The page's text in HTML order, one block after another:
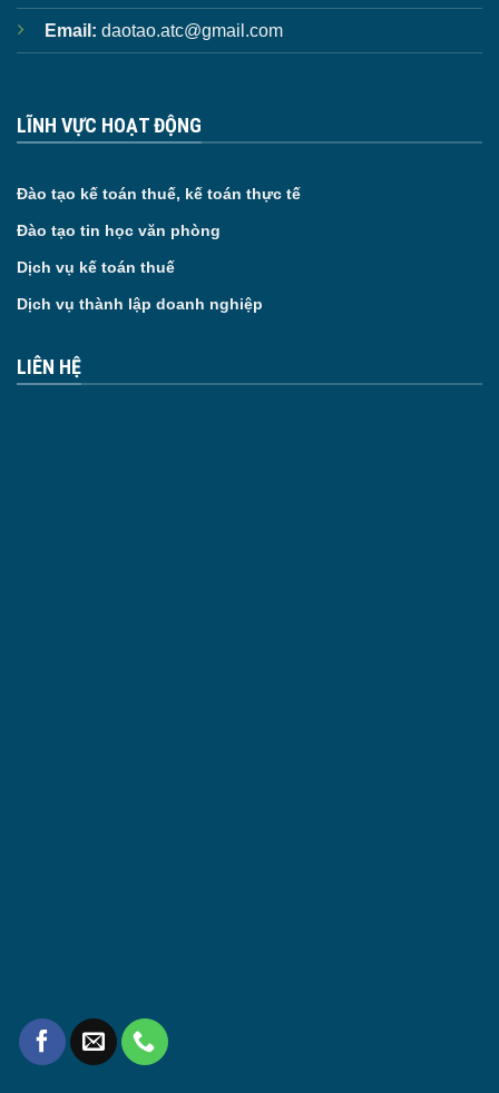
Email: daotao.atc@gmail.com
LĨNH VỰC HOẠT ĐỘNG
Đào tạo kế toán thuế, kế toán thực tế
Đào tạo tin học văn phòng
Dịch vụ kế toán thuế
Dịch vụ thành lập doanh nghiệp
LIÊN HỆ